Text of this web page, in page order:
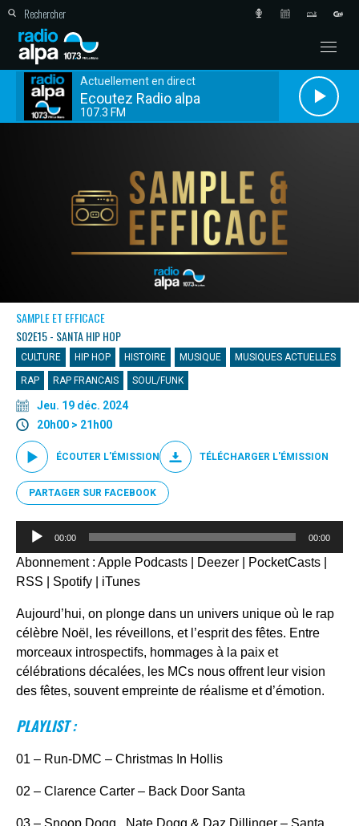
Actuellement en direct
Ecoutez Radio alpa
107.3 FM
SAMPLE ET EFFICACE
S02E15 - SANTA HIP HOP
CULTURE HIP HOP HISTOIRE MUSIQUE MUSIQUES ACTUELLES
RAP RAP FRANCAIS SOUL/FUNK
Jeu. 19 déc. 2024
20h00 > 21h00
ÉCOUTER L'ÉMISSION TÉLÉCHARGER L'ÉMISSION
PARTAGER SUR FACEBOOK
Lecteur
00:00 00:00
Abonnement : Apple Podcasts Deezer PocketCasts
RSS
Spotify iTunes
Aujourd’hui, on plonge dans un univers unique où le rap
célèbre Noël, les réveillons, et l’esprit des fêtes. Entre
morceaux introspectifs, hommages à la paix et
célébrations décalées, les MCs nous offrent leur vision
des fêtes, souvent empreinte de réalisme et d’émotion.
PLAYLIST :
01 – Run-DMC – Christmas In Hollis
02 – Clarence Carter – Back Door Santa
03 – Snoop Dogg , Nate Dogg & Daz Dillinger – Santa